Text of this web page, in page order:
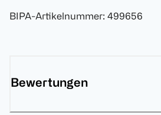
BIPA-Artikelnummer: 499656
Bewertungen